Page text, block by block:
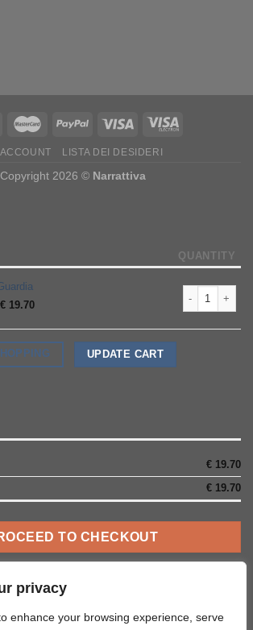
privacy
enhance your browsing experience, serve
LISTA DEI DESIDERI
Copyright 2026 © Narrattiva
QUANTITY
€ 19.70
UPDATE CART
€ 19.70
€ 19.70
TO CHECKOUT